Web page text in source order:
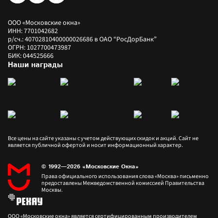
ООО «Московские окна»
ИНН: 7701042682
БИК: 044525666
р/сч.: 40702810400000026686 в ОАО “РосДорБанк”
ОГРН: 1027700473987
Наши награды
Все цены на сайте указаны с учетом действующих скидок и акций. Сайт не
является публичной офертой и носит информационный характер.
© 1992—2026 «Московские Окна»
Права официального использования слова «Москва» письменно
предоставлены Межведомственной комиссией Правительства
Москвы.
ООО «Московские окна» является сертифицированным производителем